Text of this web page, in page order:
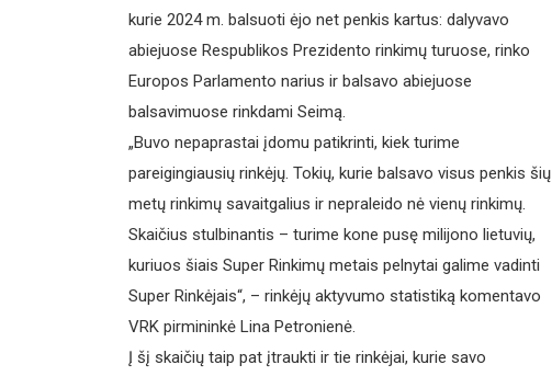
kurie 2024 m. balsuoti ėjo net penkis kartus: dalyvavo
abiejuose Respublikos Prezidento rinkimų turuose, rinko
Europos Parlamento narius ir balsavo abiejuose
balsavimuose rinkdami Seimą.
„Buvo nepaprastai įdomu patikrinti, kiek turime
pareigingiausių rinkėjų. Tokių, kurie balsavo visus penkis šių
metų rinkimų savaitgalius ir nepraleido nė vienų rinkimų.
Skaičius stulbinantis – turime kone pusę milijono lietuvių,
kuriuos šiais Super Rinkimų metais pelnytai galime vadinti
Super Rinkėjais“, – rinkėjų aktyvumo statistiką komentavo
VRK pirmininkė Lina Petronienė.
Į šį skaičių taip pat įtraukti ir tie rinkėjai, kurie savo